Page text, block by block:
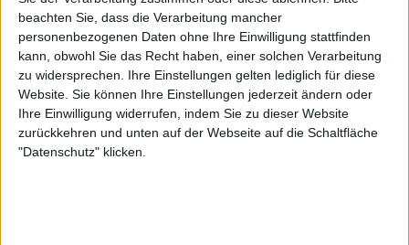
beachten Sie, dass die Verarbeitung mancher
personenbezogenen Daten ohne Ihre Einwilligung stattfinden
kann, obwohl Sie das Recht haben, einer solchen Verarbeitung
zu widersprechen. Ihre Einstellungen gelten lediglich für diese
Website. Sie können Ihre Einstellungen jederzeit ändern oder
Ihre Einwilligung widerrufen, indem Sie zu dieser Website
zurückkehren und unten auf der Webseite auf die Schaltfläche
"Datenschutz" klicken.